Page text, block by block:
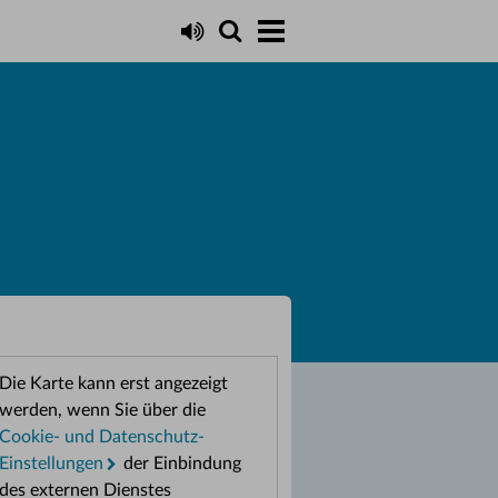
Die Karte kann erst angezeigt
werden, wenn Sie über die
Cookie- und Datenschutz-
Einstellungen
der Einbindung
des externen Dienstes